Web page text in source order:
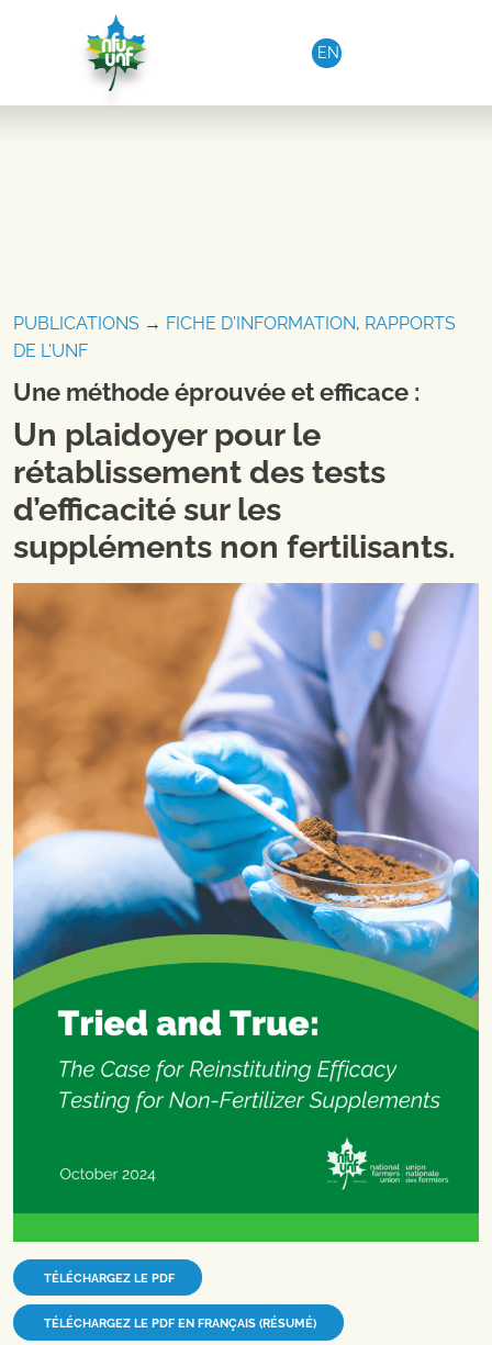
Aller au contenu
EN
PUBLICATIONS → FICHE D'INFORMATION, RAPPORTS
DE L'UNF
Une méthode éprouvée et efficace :
Un plaidoyer pour le
rétablissement des tests
d’efficacité sur les
suppléments non fertilisants.
TÉLÉCHARGEZ LE PDF
TÉLÉCHARGEZ LE PDF EN FRANÇAIS (RÉSUMÉ)